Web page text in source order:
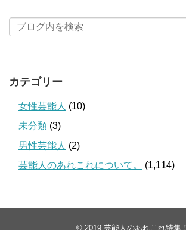
カテゴリー
女性芸能人 (10)
未分類 (3)
男性芸能人 (2)
芸能人のあれこれについて。
(1,114)
© 2019 芸能人のあれこれ特集！